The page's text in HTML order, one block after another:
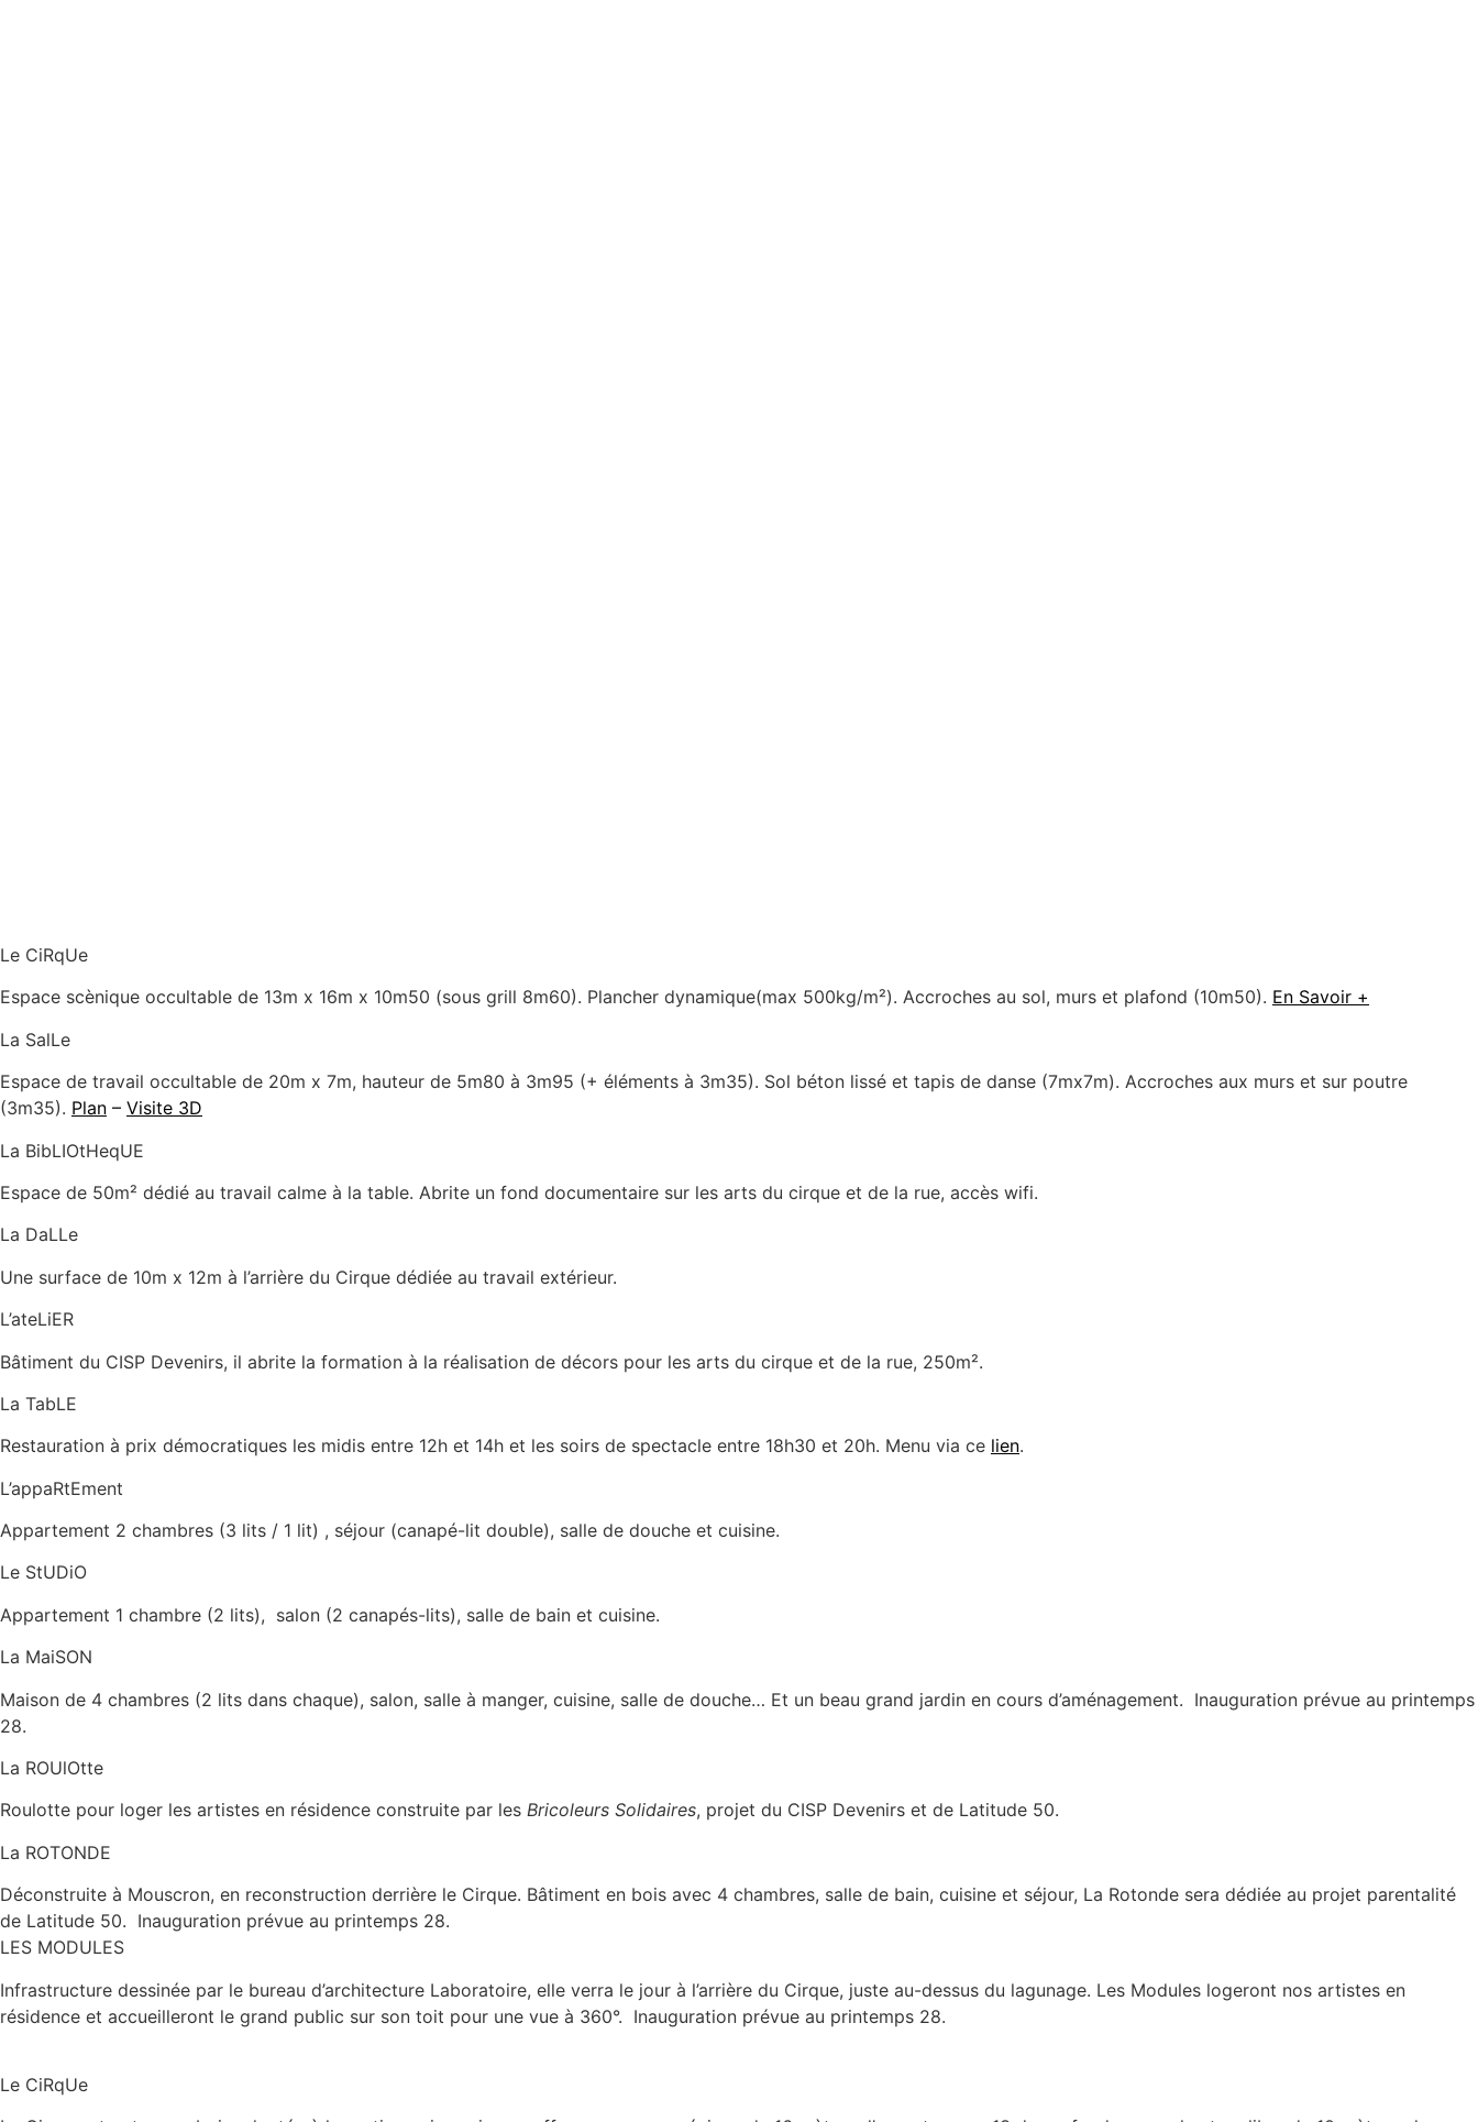
Le CiRqUe
Espace scènique occultable de 13m x 16m x 10m50 (sous grill 8m60). Plancher dynamique(max 500kg/m²). Accroches au sol, murs et plafond (10m50). En Savoir +
La SalLe
Espace de travail occultable de 20m x 7m, hauteur de 5m80 à 3m95 (+ éléments à 3m35). Sol béton lissé et tapis de danse (7mx7m). Accroches aux murs et sur poutre
(3m35). Plan – Visite 3D
La BibLIOtHeqUE
Espace de 50m² dédié au travail calme à la table. Abrite un fond documentaire sur les arts du cirque et de la rue, accès wifi.
La DaLLe
Une surface de 10m x 12m à l’arrière du Cirque dédiée au travail extérieur.
L’ateLiER
Bâtiment du CISP Devenirs, il abrite la formation à la réalisation de décors pour les arts du cirque et de la rue, 250m².
La TabLE
Restauration à prix démocratiques les midis entre 12h et 14h et les soirs de spectacle entre 18h30 et 20h. Menu via ce lien.
L’appaRtEment
Appartement 2 chambres (3 lits / 1 lit) , séjour (canapé-lit double), salle de douche et cuisine.
Le StUDiO
Appartement 1 chambre (2 lits), salon (2 canapés-lits), salle de bain et cuisine.
La MaiSON
Maison de 4 chambres (2 lits dans chaque), salon, salle à manger, cuisine, salle de douche… Et un beau grand jardin en cours d’aménagement. Inauguration prévue au printemps
28.
La ROUlOtte
Roulotte pour loger les artistes en résidence construite par les Bricoleurs Solidaires, projet du CISP Devenirs et de Latitude 50.
La ROTONDE
Déconstruite à Mouscron, en reconstruction derrière le Cirque. Bâtiment en bois avec 4 chambres, salle de bain, cuisine et séjour, La Rotonde sera dédiée au projet parentalité
de Latitude 50. Inauguration prévue au printemps 28.
LES MODULES
Infrastructure dessinée par le bureau d’architecture Laboratoire, elle verra le jour à l’arrière du Cirque, juste au-dessus du lagunage. Les Modules logeront nos artistes en
résidence et accueilleront le grand public sur son toit pour une vue à 360°. Inauguration prévue au printemps 28.
Le CiRqUe